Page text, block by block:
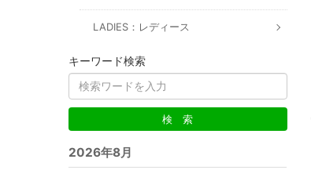
LADIES：レディース
キーワード検索
2026年8月